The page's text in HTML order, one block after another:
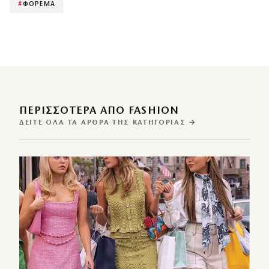
#ΦΟΡΕΜΑ
ΠΕΡΙΣΣΌΤΕΡΑ ΑΠΌ FASHION
ΔΕΊΤΕ ΌΛΑ ΤΑ ΆΡΘΡΑ ΤΗΣ ΚΑΤΗΓΟΡΊΑΣ →